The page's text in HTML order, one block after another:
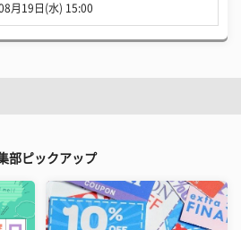
月19日(水) 15:00
部ピックアップ